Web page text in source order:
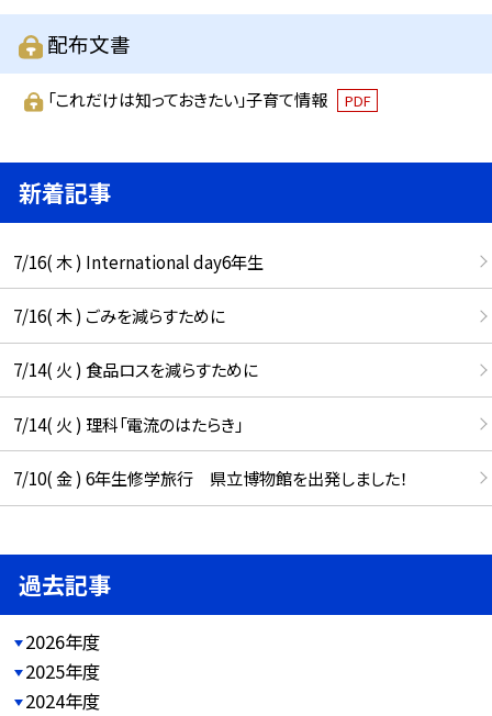
配布文書
「これだけは知っておきたい」子育て情報 PDF
新着記事
7/16( 木 ) International day6年生
7/16( 木 ) ごみを減らすために
7/14( 火 ) 食品ロスを減らすために
7/14( 火 ) 理科「電流のはたらき」
7/10( 金 ) 6年生修学旅行 県立博物館を出発しました！
過去記事
2026年度
2025年度
2024年度